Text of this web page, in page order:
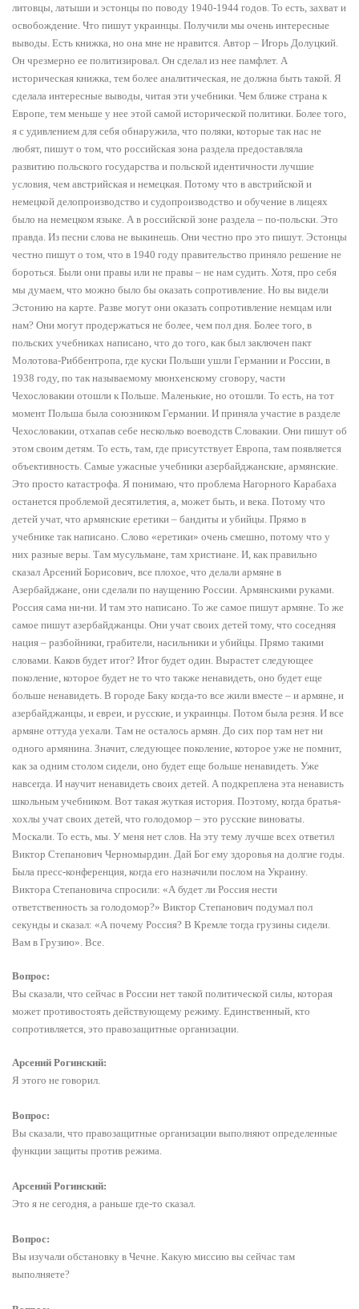
литовцы, латыши и эстонцы по поводу 1940-1944 годов. То есть, захват и
освобождение. Что пишут украинцы. Получили мы очень интересные
выводы. Есть книжка, но она мне не нравится. Автор – Игорь Долуцкий.
Он чрезмерно ее политизировал. Он сделал из нее памфлет. А
историческая книжка, тем более аналитическая, не должна быть такой. Я
сделала интересные выводы, читая эти учебники. Чем ближе страна к
Европе, тем меньше у нее этой самой исторической политики. Более того,
я с удивлением для себя обнаружила, что поляки, которые так нас не
любят, пишут о том, что российская зона раздела предоставляла
развитию польского государства и польской идентичности лучшие
условия, чем австрийская и немецкая. Потому что в австрийской и
немецкой делопроизводство и судопроизводство и обучение в лицеях
было на немецком языке. А в российской зоне раздела – по-польски. Это
правда. Из песни слова не выкинешь. Они честно про это пишут. Эстонцы
честно пишут о том, что в 1940 году правительство приняло решение не
бороться. Были они правы или не правы – не нам судить. Хотя, про себя
мы думаем, что можно было бы оказать сопротивление. Но вы видели
Эстонию на карте. Разве могут они оказать сопротивление немцам или
нам? Они могут продержаться не более, чем пол дня. Более того, в
польских учебниках написано, что до того, как был заключен пакт
Молотова-Риббентропа, где куски Польши ушли Германии и России, в
1938 году, по так называемому мюнхенскому сговору, части
Чехословакии отошли к Польше. Маленькие, но отошли. То есть, на тот
момент Польша была союзником Германии. И приняла участие в разделе
Чехословакии, отхапав себе несколько воеводств Словакии. Они пишут об
этом своим детям. То есть, там, где присутствует Европа, там появляется
объективность. Самые ужасные учебники азербайджанские, армянские.
Это просто катастрофа. Я понимаю, что проблема Нагорного Карабаха
останется проблемой десятилетия, а, может быть, и века. Потому что
детей учат, что армянские еретики – бандиты и убийцы. Прямо в
учебнике так написано. Слово «еретики» очень смешно, потому что у
них разные веры. Там мусульмане, там христиане. И, как правильно
сказал Арсений Борисович, все плохое, что делали армяне в
Азербайджане, они сделали по наущению России. Армянскими руками.
Россия сама ни-ни. И там это написано. То же самое пишут армяне. То же
самое пишут азербайджанцы. Они учат своих детей тому, что соседняя
нация – разбойники, грабители, насильники и убийцы. Прямо такими
словами. Каков будет итог? Итог будет один. Вырастет следующее
поколение, которое будет не то что также ненавидеть, оно будет еще
больше ненавидеть. В городе Баку когда-то все жили вместе – и армяне, и
азербайджанцы, и евреи, и русские, и украинцы. Потом была резня. И все
армяне оттуда уехали. Там не осталось армян. До сих пор там нет ни
одного армянина. Значит, следующее поколение, которое уже не помнит,
как за одним столом сидели, оно будет еще больше ненавидеть. Уже
навсегда. И научит ненавидеть своих детей. А подкреплена эта ненависть
школьным учебником. Вот такая жуткая история. Поэтому, когда братья-
хохлы учат своих детей, что голодомор – это русские виноваты.
Москали. То есть, мы. У меня нет слов. На эту тему лучше всех ответил
Виктор Степанович Черномырдин. Дай Бог ему здоровья на долгие годы.
Была пресс-конференция, когда его назначили послом на Украину.
Виктора Степановича спросили: «А будет ли Россия нести
ответственность за голодомор?» Виктор Степанович подумал пол
секунды и сказал: «А почему Россия? В Кремле тогда грузины сидели.
Вам в Грузию». Все.
Вопрос:
Вы сказали, что сейчас в России нет такой политической силы, которая
может противостоять действующему режиму. Единственный, кто
сопротивляется, это правозащитные организации.
Арсений Рогинский:
Я этого не говорил.
Вопрос:
Вы сказали, что правозащитные организации выполняют определенные
функции защиты против режима.
Арсений Рогинский:
Это я не сегодня, а раньше где-то сказал.
Вопрос:
Вы изучали обстановку в Чечне. Какую миссию вы сейчас там
выполняете?